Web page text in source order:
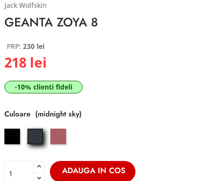
Jack Wolfskin
GEANTA ZOYA 8
PRP: 230 lei
218 lei
-10% clienti fideli
Culoare
black
midnight
sky
ADAUGA IN COS